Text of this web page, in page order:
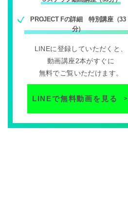
PROJECT Fの詳細 特別講座（33
分）
LINEに登録していただくと、
動画講座2本がすぐに
無料でご覧いただけます。
LINEで無料動画を見る ＞